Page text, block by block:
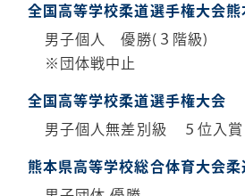
全国高等学校柔道選手権大会熊
男子個人 優勝(３階級)
※団体戦中止
全国高等学校柔道選手権大会
男子個人無差別級 ５位入賞
熊本県高等学校総合体育大会柔